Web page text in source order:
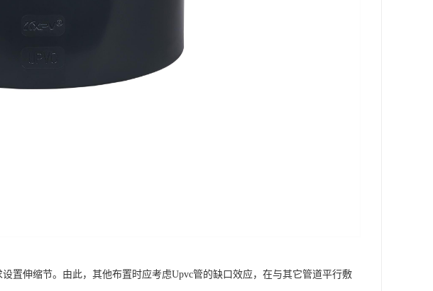
置伸缩节。由此，其他布置时应考虑Upvc管的缺口效应，在与其它管道平行敷